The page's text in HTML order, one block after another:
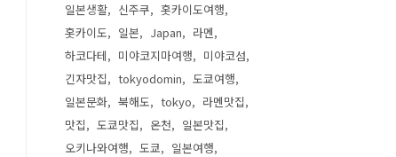
일본생활 신주쿠
홋카이도여행
홋카이도
일본 Japan
라멘
하코다테
미야코지마여행
미야코섬
긴자맛집
tokyodomin
도쿄여행
일본문화
북해도 tokyo
라멘맛집
맛집
도쿄맛집 온천
일본맛집
오키나와여행
도쿄
일본여행